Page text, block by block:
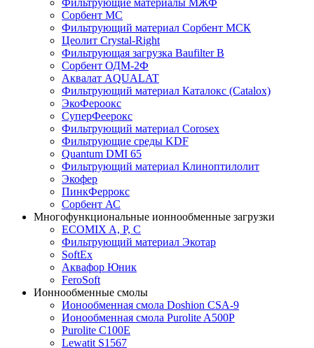
Фильтрующие материалы МЖФ
Сорбент МС
Фильтрующий материал Сорбент МСК
Цеолит Crystal-Right
Фильтрующая загрузка Baufilter B
Сорбент ОДМ-2Ф
Аквалат AQUALAT
Фильтрующий материал Каталокс (Catalox)
ЭкоФероокс
СуперФеерокс
Фильтрующий материал Corosex
Фильтрующие среды KDF
Quantum DMI 65
Фильтрующий материал Клиноптилолит
Экофер
ПинкФеррокс
Сорбент АС
Многофункциональные ионнообменные загрузки
ECOMIX A, P, C
Фильтрующий материал Экотар
SoftEx
Аквафор Юник
FeroSoft
Ионнообменные смолы
Ионообменная смола Doshion CSA-9
Ионообменная смола Purolite A500P
Purolite C100E
Lewatit S1567